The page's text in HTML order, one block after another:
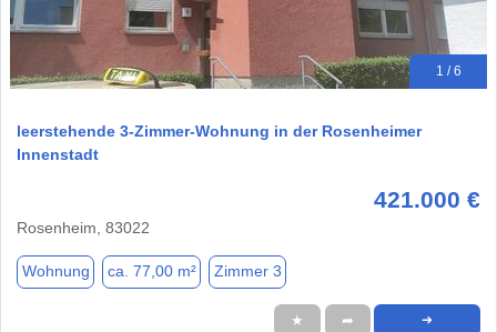
1 / 6
leerstehende 3-Zimmer-Wohnung in der Rosenheimer
Innenstadt
421.000 €
Rosenheim, 83022
Wohnung ca. 77,00 m² Zimmer 3
★ ➦ ➜